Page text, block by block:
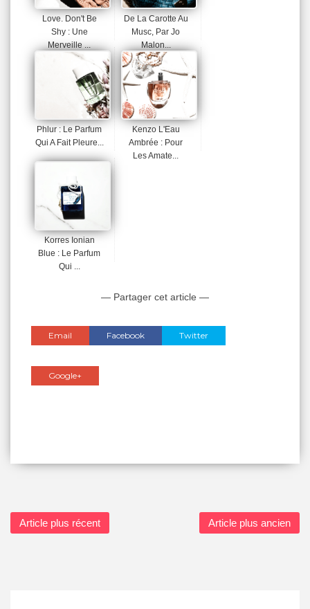
Love. Don't Be
Shy : Une
Merveille ...
De La Carotte Au
Musc, Par Jo
Malon...
Phlur : Le Parfum
Qui A Fait Pleure...
Kenzo L'Eau
Ambrée : Pour
Les Amate...
Korres Ionian
Blue : Le Parfum
Qui ...
— Partager cet article —
Email Facebook Twitter
Google+
Article plus récent Article plus ancien